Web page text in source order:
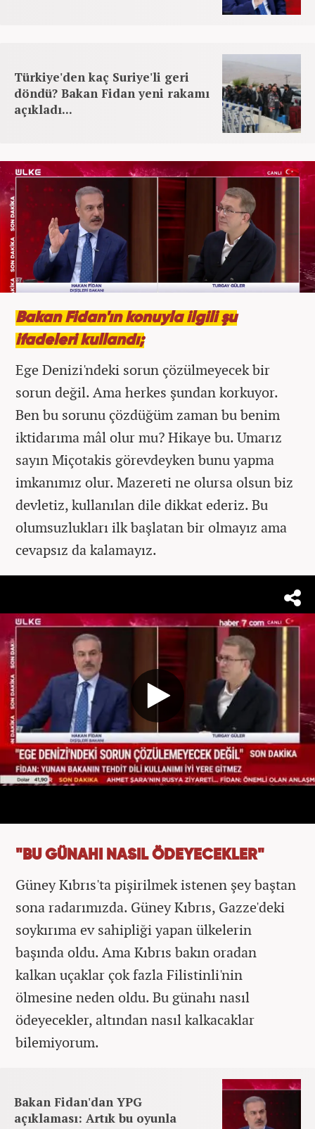
Türkiye'den kaç Suriye'li geri
döndü? Bakan Fidan yeni rakamı
açıkladı...
Bakan Fidan'ın konuyla ilgili şu
ifadeleri kullandı;
Ege Denizi'ndeki sorun çözülmeyecek bir
sorun değil. Ama herkes şundan korkuyor.
Ben bu sorunu çözdüğüm zaman bu benim
iktidarıma mâl olur mu? Hikaye bu. Umarız
sayın Miçotakis görevdeyken bunu yapma
imkanımız olur. Mazereti ne olursa olsun biz
devletiz, kullanılan dile dikkat ederiz. Bu
olumsuzlukları ilk başlatan bir olmayız ama
cevapsız da kalamayız.
"BU GÜNAHI NASIL ÖDEYECEKLER"
Güney Kıbrıs'ta pişirilmek istenen şey baştan
sona radarımızda. Güney Kıbrıs, Gazze'deki
soykırıma ev sahipliği yapan ülkelerin
başında oldu. Ama Kıbrıs bakın oradan
kalkan uçaklar çok fazla Filistinli'nin
ölmesine neden oldu. Bu günahı nasıl
ödeyecekler, altından nasıl kalkacaklar
bilemiyorum.
Bakan Fidan'dan YPG
açıklaması: Artık bu oyunla